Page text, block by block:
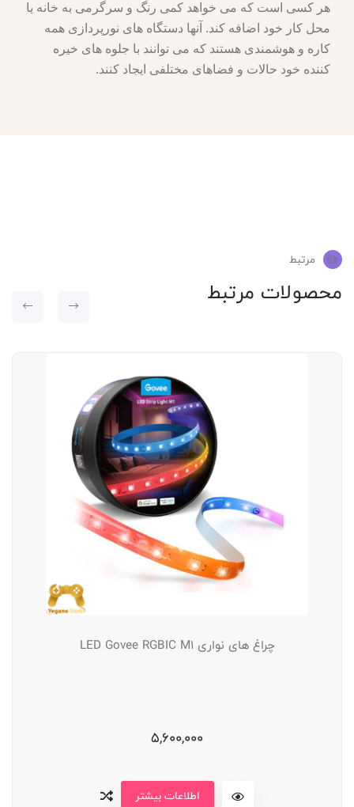
هر کسی است که می خواهد کمی رنگ و سرگرمی به خانه یا
محل کار خود اضافه کند. آنها دستگاه های نورپردازی همه
کاره و هوشمندی هستند که می توانند با جلوه های خیره
کننده خود حالات و فضاهای مختلفی ایجاد کنند.
مرتبط
محصولات مرتبط
چراغ های نواری LED Govee RGBIC M1
5,600,000
اطلاعات بیشتر